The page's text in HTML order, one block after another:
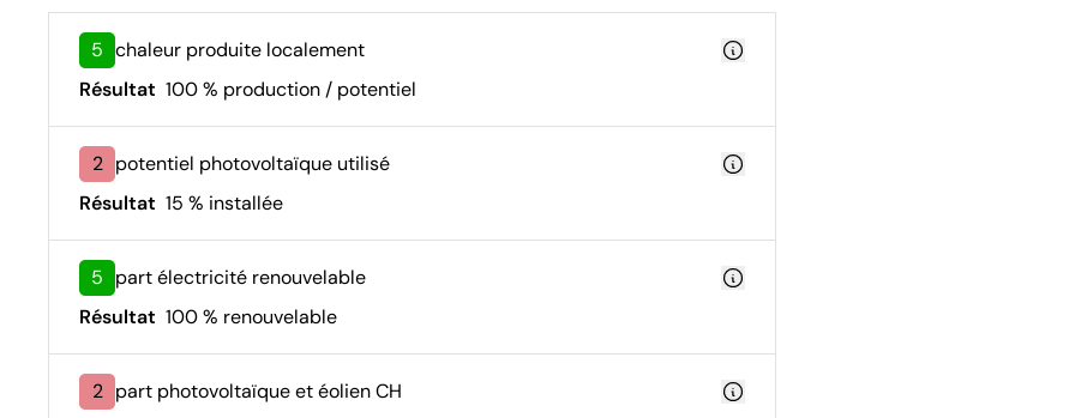
5 chaleur produite localement
Résultat 100 % production / potentiel
2 potentiel photovoltaïque utilisé
Résultat 15 % installée
5 part électricité renouvelable
Résultat 100 % renouvelable
2 part photovoltaïque et éolien CH